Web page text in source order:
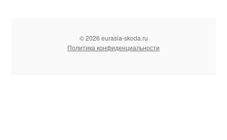
© 2026 eurasia-skoda.ru
Политика конфиденциальности